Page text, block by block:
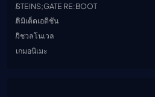
STEINS;GATE RE:BOOT
ลิมิเต็ดเอดิชัน
วิชวลโนเวล
เกมอนิเมะ